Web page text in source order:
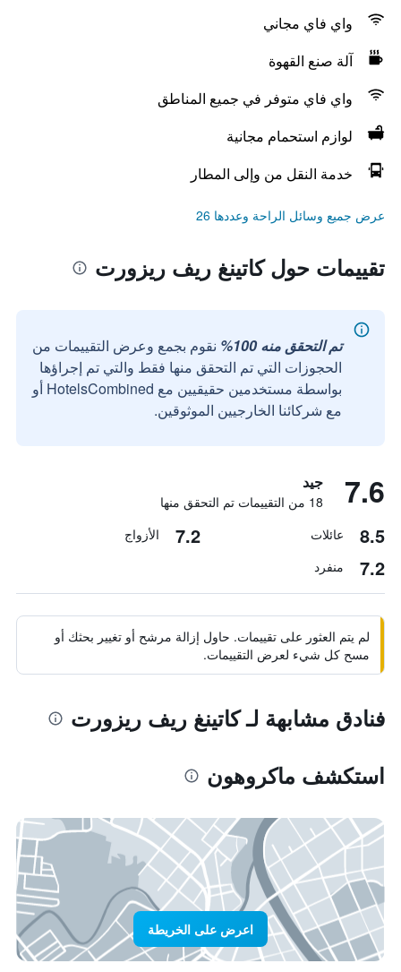
واي فاي مجاني
آلة صنع القهوة
واي فاي متوفر في جميع المناطق
لوازم استحمام مجانية
خدمة النقل من وإلى المطار
عرض جميع وسائل الراحة وعددها 26
تقييمات حول كاتينغ ريف ريزورت
تم التحقق منه 100%
نقوم بجمع وعرض التقييمات من
الحجوزات التي تم التحقق منها فقط والتي تم إجراؤها
بواسطة مستخدمين حقيقيين مع HotelsCombined أو
مع شركائنا الخارجيين الموثوقين.
7.6 جيد
18 من التقييمات تم التحقق منها
8.5 عائلات 7.2 الأزواج
7.2 منفرد
لم يتم العثور على تقييمات. حاول إزالة مرشح أو تغيير بحثك أو
مسح كل شيء لعرض التقييمات.
فنادق مشابهة لـ كاتينغ ريف ريزورت
استكشف ماكروهون
اعرض على الخريطة